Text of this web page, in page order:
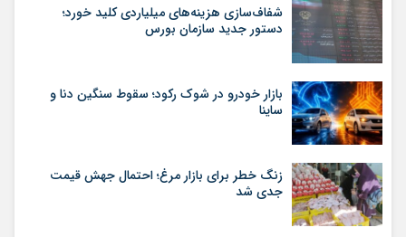
شفاف‌سازی هزینه‌های میلیاردی کلید خورد؛
دستور جدید سازمان بورس
بازار خودرو در شوک رکود؛ سقوط سنگین دنا و
ساینا
زنگ خطر برای بازار مرغ؛ احتمال جهش قیمت
جدی شد